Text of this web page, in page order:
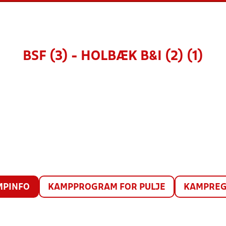
BSF (3) - HOLBÆK B&I (2) (1)
KAMPPROGRAM FOR PULJE